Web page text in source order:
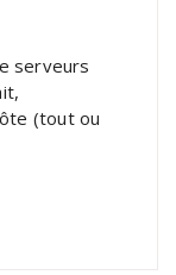
serveurs
(tout ou